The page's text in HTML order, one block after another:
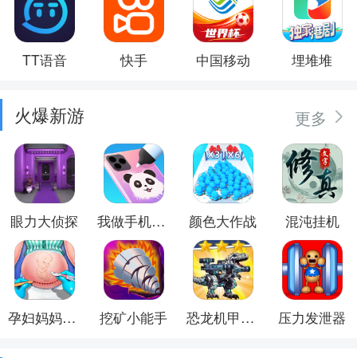
TT语音 快手 中国移动 埋堆堆
火爆新游 更多
眼力大侦探 我做手机壳特好看 颜色大作战 混沌挂机
孕妇妈妈日记 挖矿小能手 恐龙机甲射手 压力发泄器